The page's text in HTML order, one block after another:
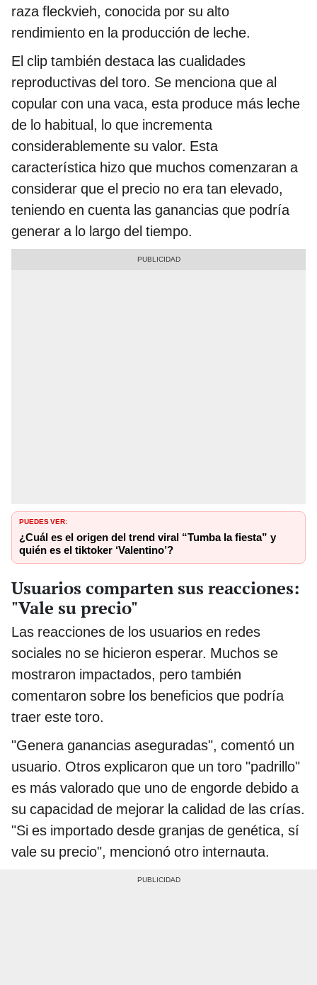
raza fleckvieh, conocida por su alto
rendimiento en la producción de leche.
El clip también destaca las cualidades
reproductivas del toro. Se menciona que al
copular con una vaca, esta produce más leche
de lo habitual, lo que incrementa
considerablemente su valor. Esta
característica hizo que muchos comenzaran a
considerar que el precio no era tan elevado,
teniendo en cuenta las ganancias que podría
generar a lo largo del tiempo.
PUEDES VER:
¿Cuál es el origen del trend viral “Tumba la fiesta” y
quién es el tiktoker ‘Valentino’?
Usuarios comparten sus reacciones:
"Vale su precio"
Las reacciones de los usuarios en redes
sociales no se hicieron esperar. Muchos se
mostraron impactados, pero también
comentaron sobre los beneficios que podría
traer este toro.
"Genera ganancias aseguradas", comentó un
usuario. Otros explicaron que un toro "padrillo"
es más valorado que uno de engorde debido a
su capacidad de mejorar la calidad de las crías.
"Si es importado desde granjas de genética, sí
vale su precio", mencionó otro internauta.